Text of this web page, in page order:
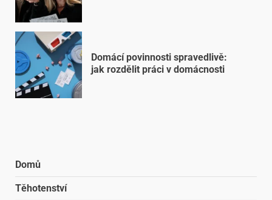
Domácí povinnosti spravedlivě:
jak rozdělit práci v domácnosti
Domů
Těhotenství